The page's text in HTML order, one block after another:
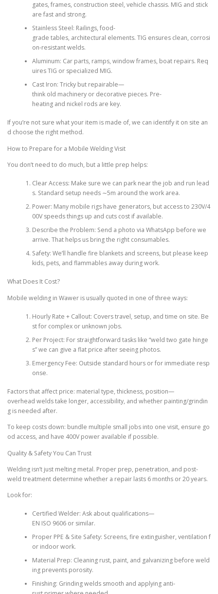
gates, frames, construction steel, vehicle chassis. MIG and stick
are fast and strong.
Stainless Steel: Railings, food-
grade tables, architectural elements. TIG ensures clean, corrosi
on-resistant welds.
Aluminum: Car parts, ramps, window frames, boat repairs. Req
uires TIG or specialized MIG.
Cast Iron: Tricky but repairable—
think old machinery or decorative pieces. Pre-
heating and nickel rods are key.
If you’re not sure what your item is made of, we can identify it on site an
d choose the right method.
How to Prepare for a Mobile Welding Visit
You don’t need to do much, but a little prep helps:
Clear Access: Make sure we can park near the job and run lead
s. Standard setup needs ∼5m around the work area.
Power: Many mobile rigs have generators, but access to 230V/4
00V speeds things up and cuts cost if available.
Describe the Problem: Send a photo via WhatsApp before we
arrive. That helps us bring the right consumables.
Safety: We’ll handle fire blankets and screens, but please keep
kids, pets, and flammables away during work.
What Does It Cost?
Mobile welding in Wawer is usually quoted in one of three ways:
Hourly Rate + Callout: Covers travel, setup, and time on site. Be
st for complex or unknown jobs.
Per Project: For straightforward tasks like “weld two gate hinge
s” we can give a flat price after seeing photos.
Emergency Fee: Outside standard hours or for immediate resp
onse.
Factors that affect price: material type, thickness, position—
overhead welds take longer, accessibility, and whether painting/grindin
g is needed after.
To keep costs down: bundle multiple small jobs into one visit, ensure go
od access, and have 400V power available if possible.
Quality & Safety You Can Trust
Welding isn’t just melting metal. Proper prep, penetration, and post-
weld treatment determine whether a repair lasts 6 months or 20 years.
Look for:
Certified Welder: Ask about qualifications—
EN ISO 9606 or similar.
Proper PPE & Site Safety: Screens, fire extinguisher, ventilation f
or indoor work.
Material Prep: Cleaning rust, paint, and galvanizing before weld
ing prevents porosity.
Finishing: Grinding welds smooth and applying anti-